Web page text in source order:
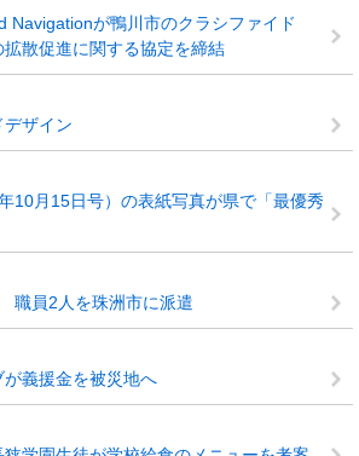
Navigationが鴨川市のクラシファイド
拡散促進に関する協定を締結
ザイン
10月15日号）の表紙写真が県で「最優秀
職員2人を珠洲市に派遣
義援金を被災地へ